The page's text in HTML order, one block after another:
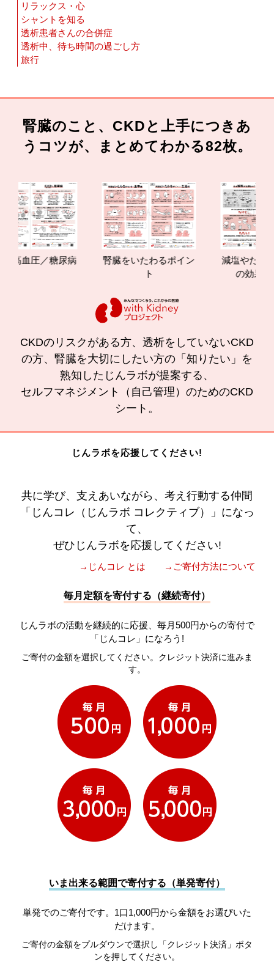
リラックス・心
シャントを知る
透析患者さんの合併症
透析中、待ち時間の過ごし方
旅行
腎臓のこと、CKDと上手につきあ
うコツが、まとめてわかる82枚。
圧／糖尿病
腎臓をいたわるポイン
減塩やたんぱく質
の効果と重要性
CKDのリスクがある方、透析をしていないCKD
の方、腎臓を大切にしたい方の「知りたい」を
熟知したじんラボが提案する、
セルフマネジメント（自己管理）のためのCKD
シート。
じんラボを応援してください!
共に学び、支えあいながら、考え行動する仲間
「じんコレ（じんラボ コレクティブ）」になっ
て、
ぜひじんラボを応援してください!
→じんコレ とは →ご寄付方法について
毎月定額を寄付する（継続寄付）
じんラボの活動を継続的に応援、毎月500円からの寄付で
「じんコレ」になろう!
ご寄付の金額を選択してください。クレジット決済に進みま
す。
いま出来る範囲で寄付する（単発寄付）
単発でのご寄付です。1口1,000円から金額をお選びいた
だけます。
ご寄付の金額をプルダウンで選択し「クレジット決済」ボタ
ンを押してください。